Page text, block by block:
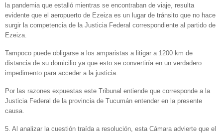
la pandemia que estalló mientras se encontraban de viaje, resulta
evidente que el aeropuerto de Ezeiza es un lugar de tránsito que no hace
surgir la competencia de la Justicia Federal correspondiente al partido de
Ezeiza.
Tampoco puede obligarse a los amparistas a litigar a 1200 km de
distancia de su domicilio ya que esto se convertiría en un verdadero
impedimento para acceder a la justicia.
Por las razones expuestas este Tribunal entiende que corresponde a la
Justicia Federal de la provincia de Tucumán entender en la presente
causa.
5. Al analizar la cuestión traída a resolución, esta Cámara advierte que el